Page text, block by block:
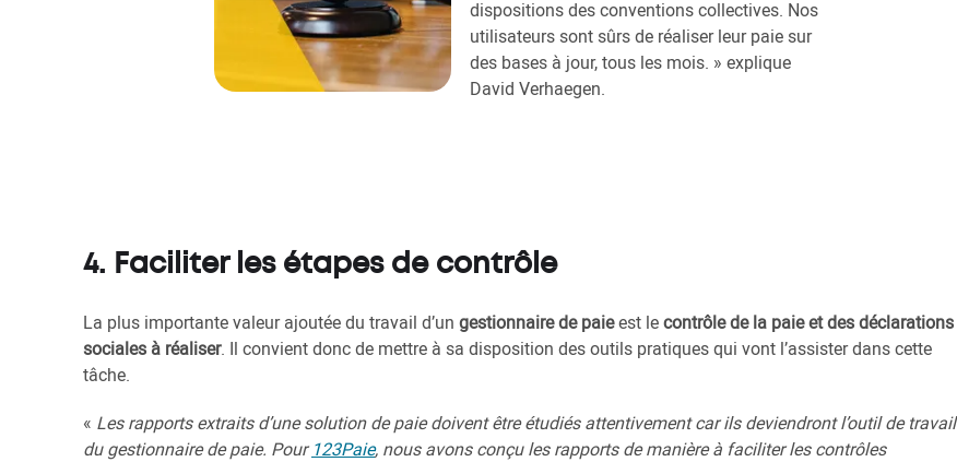
dispositions des conventions collectives. Nos
utilisateurs sont sûrs de réaliser leur paie sur
des bases à jour, tous les mois. » explique
David Verhaegen.
4. Faciliter les étapes de contrôle
La plus importante valeur ajoutée du travail d’un gestionnaire de paieest lecontrôle de la paie et des déclarations
sociales à réaliser. Il convient donc de mettre à sa disposition des outils pratiques qui vont l’assister dans cette
tâche.
« Les rapports extraits d’une solution de paie doivent être étudiés attentivement car ils deviendront l’outil de travail
du gestionnaire de paie. Pour123Paie, nous avons conçu les rapports de manière à faciliter les contrôles